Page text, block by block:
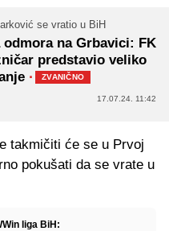
se vratio u BiH
odmora na Grbavici: FK
predstavio veliko
· ZVANIČNO
17.07.24. 11:42
takmičiti će se u Prvoj
pokušati da se vrate u
liga BiH: